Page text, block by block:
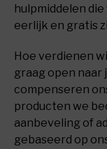
hulpmiddelen
eerlijk en gratis
Hoe verdienen
graag open naar
compenseren
producten we
aanbeveling of
gebaseerd op